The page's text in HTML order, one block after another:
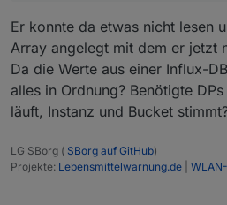
Er konnte da etwas nicht lesen
Array angelegt mit dem er jetzt
Da die Werte aus einer Influx-
alles in Ordnung? Benötigte
läuft, Instanz und Bucket
LG SBorg ( SBorg auf GitHub)
Projekte: Lebensmittelwarnung.de